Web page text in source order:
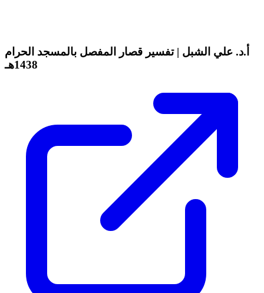
أ.د. علي الشبل | تفسير قصار المفصل بالمسجد الحرام
1438هـ